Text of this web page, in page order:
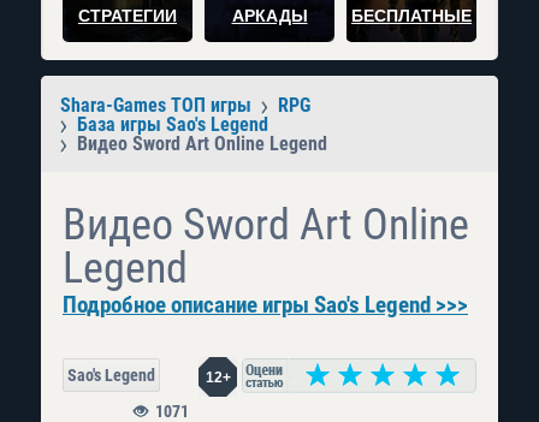
СТРАТЕГИИ АРКАДЫ БЕСПЛАТНЫЕ
Shara-Games ТОП игры
RPG
База игры Sao's Legend
Видео Sword Art Online Legend
Видео Sword Art Online
Legend
Подробное описание игры Sao's Legend >>>
Sao's Legend 12+
1071